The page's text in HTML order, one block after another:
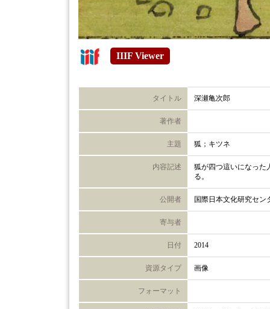
IIIF Viewer
タイトル 深瀬亀次郎
著作者
主題 狐；キツネ
内容記述
狐が四つ這いになった
る。
公開者 国際日本文化研究セン
寄与者
日付 2014
資源タイプ 画像
フォーマット